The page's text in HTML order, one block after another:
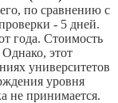
по сравнению с
- 5 дней.
года. Стоимость
Однако, этот
университетов
уровня
не принимается.